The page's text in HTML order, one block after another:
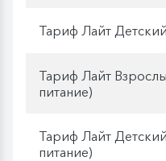
Тариф Лайт
Тариф Лайт
питание)
Тариф Лайт
питание)